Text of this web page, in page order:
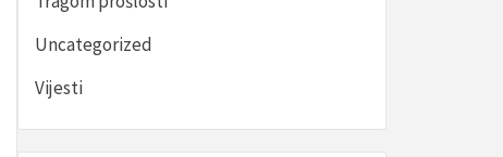
Uncategorized
Vijesti